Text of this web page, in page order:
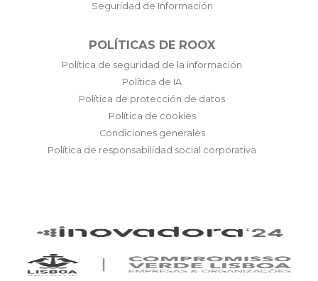
Seguridad de Información
POLÍTICAS DE ROOX
Política de seguridad de la información
Política de IA
Política de protección de datos
Política de cookies
Condiciones generales
Política de responsabilidad social corporativa